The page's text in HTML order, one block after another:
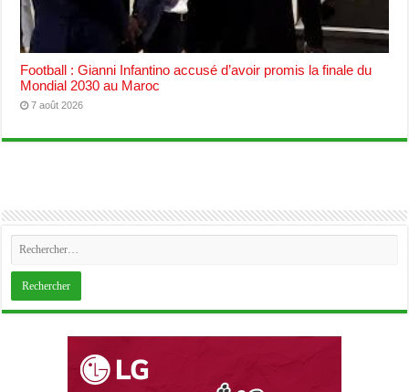
Football : Gianni Infantino accusé d’avoir promis la finale du
Mondial 2030 au Maroc
7 août 2026